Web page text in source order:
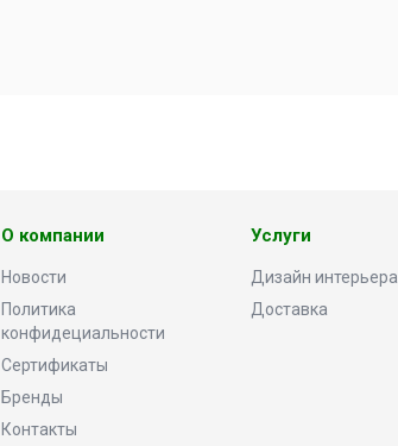
О компании
Новости
Политика
конфидециальности
Сертификаты
Бренды
Контакты
Услуги
Дизайн интерьера
Доставка